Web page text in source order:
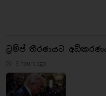
ට්‍රම්ප් තීරණයට
9 hours ago